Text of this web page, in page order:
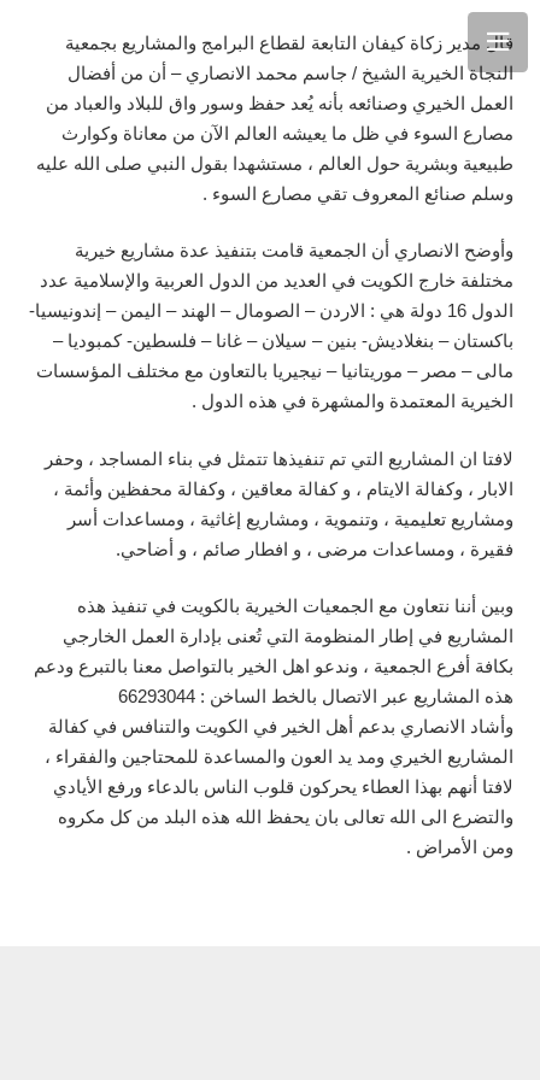
قال مدير زكاة كيفان التابعة لقطاع البرامج والمشاريع بجمعية
النجاة الخيرية الشيخ / جاسم محمد الانصاري – أن من أفضال
العمل الخيري وصنائعه بأنه يُعد حفظ وسور واق للبلاد والعباد من
مصارع السوء في ظل ما يعيشه العالم الآن من معاناة وكوارث
طبيعية وبشرية حول العالم ، مستشهدا بقول النبي صلى الله عليه
وسلم صنائع المعروف تقي مصارع السوء .
وأوضح الانصاري أن الجمعية قامت بتنفيذ عدة مشاريع خيرية
مختلفة خارج الكويت في العديد من الدول العربية والإسلامية عدد
الدول 16 دولة هي : الاردن – الصومال – الهند – اليمن – إندونيسيا-
باكستان – بنغلاديش- بنين – سيلان – غانا – فلسطين- كمبوديا –
مالى – مصر – موريتانيا – نيجيريا بالتعاون مع مختلف المؤسسات
الخيرية المعتمدة والمشهرة في هذه الدول .
لافتا ان المشاريع التي تم تنفيذها تتمثل في بناء المساجد ، وحفر
الابار ، وكفالة الايتام ، و كفالة معاقين ، وكفالة محفظين وأئمة ،
ومشاريع تعليمية ، وتنموية ، ومشاريع إغاثية ، ومساعدات أسر
فقيرة ، ومساعدات مرضى ، و افطار صائم ، و أضاحي.
وبين أننا نتعاون مع الجمعيات الخيرية بالكويت في تنفيذ هذه
المشاريع في إطار المنظومة التي تُعنى بإدارة العمل الخارجي
بكافة أفرع الجمعية ، وندعو اهل الخير بالتواصل معنا بالتبرع ودعم
هذه المشاريع عبر الاتصال بالخط الساخن : 66293044
وأشاد الانصاري بدعم أهل الخير في الكويت والتنافس في كفالة
المشاريع الخيري ومد يد العون والمساعدة للمحتاجين والفقراء ،
لافتا أنهم بهذا العطاء يحركون قلوب الناس بالدعاء ورفع الأيادي
والتضرع الى الله تعالى بان يحفظ الله هذه البلد من كل مكروه
ومن الأمراض .